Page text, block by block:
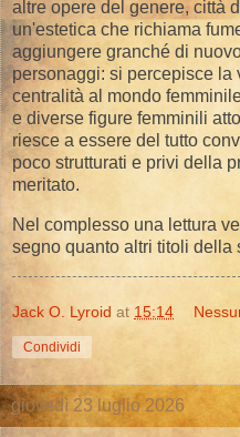
altre opere del genere, città
un'estetica che richiama
aggiungere granché di
personaggi: si percepisce
centralità al mondo
e diverse figure femminili
riesce a essere del tutto
poco strutturati e privi della
meritato.
Nel complesso una lettura
segno quanto altri titoli della
Jack O. Lyroid at 15:14
Condividi
giovedì 23 luglio 2026